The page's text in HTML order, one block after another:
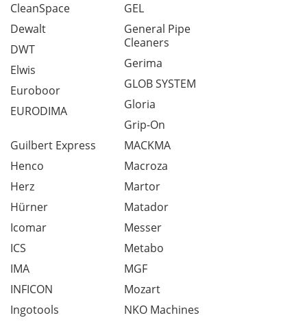
CleanSpace
Dewalt
DWT
Elwis
Euroboor
EURODIMA
GEL
General Pipe
Cleaners
Gerima
GLOB SYSTEM
Gloria
Grip-On
Guilbert Express
Henco
Herz
Hürner
Icomar
ICS
IMA
INFICON
Ingotools
MACKMA
Macroza
Martor
Matador
Messer
Metabo
MGF
Mozart
NKO Machines